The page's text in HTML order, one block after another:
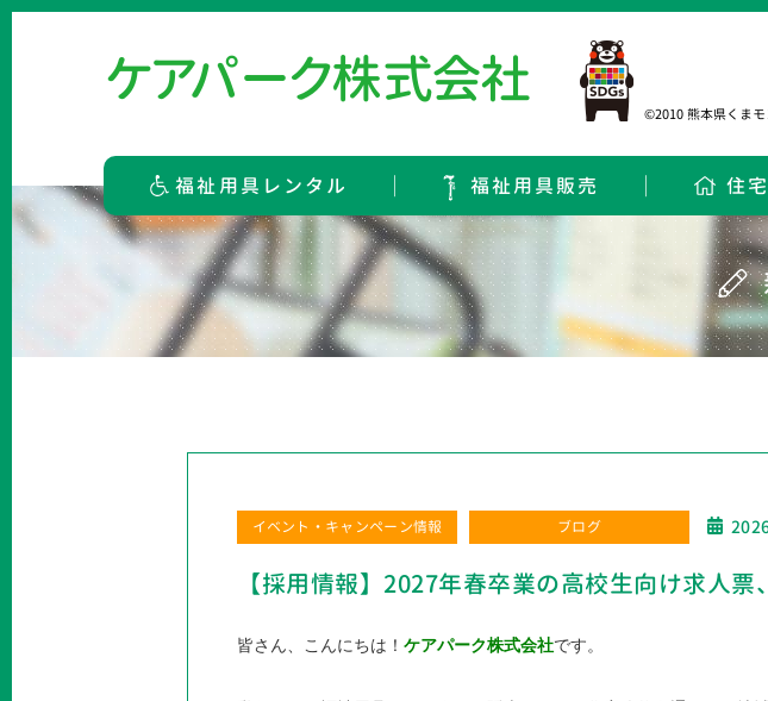
ケアパーク株式会社 ©2010 熊本県くまモ
福祉用具レンタル 福祉用具販売 住
イベント・キャンペーン情報 ブログ
【採用情報】2027年春卒業の高校生向け求人票
皆さん、こんにちは！ ケアパーク株式会社です。